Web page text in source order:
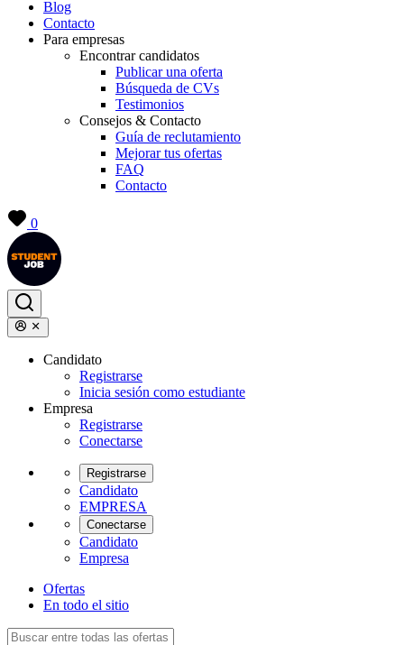
Blog
Contacto
Para empresas
Encontrar candidatos
Publicar una oferta
Búsqueda de CVs
Testimonios
Consejos & Contacto
Guía de reclutamiento
Mejorar tus ofertas
FAQ
Contacto
0
Candidato
Registrarse
Inicia sesión como estudiante
Empresa
Registrarse
Conectarse
Registrarse
Candidato
EMPRESA
Conectarse
Candidato
Empresa
Ofertas
En todo el sitio